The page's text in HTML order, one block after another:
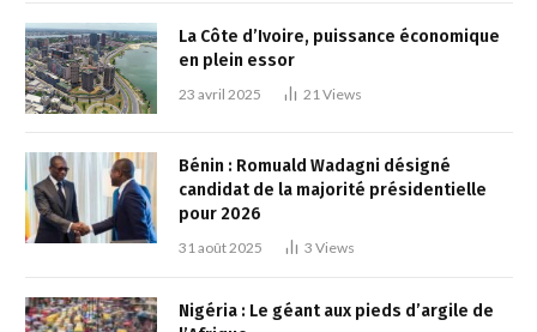
La Côte d’Ivoire, puissance économique
en plein essor
23 avril 2025 21Views
Bénin : Romuald Wadagni désigné
candidat de la majorité présidentielle
pour 2026
31 août 2025 3 Views
Nigéria : Le géant aux pieds d’argile de